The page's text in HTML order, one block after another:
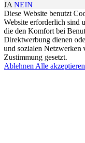
JA NEIN
Diese Website benutzt
Website erforderlich sind
die den Komfort bei
Direktwerbung dienen
und sozialen Netzwerken
Zustimmung gesetzt.
Ablehnen Alle akzeptieren